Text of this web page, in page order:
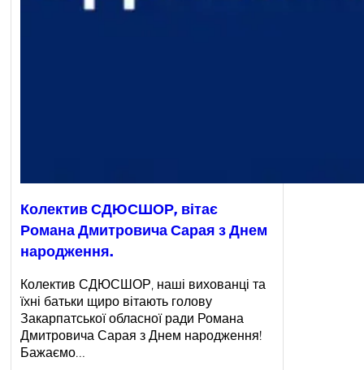
Колектив СДЮСШОР, вітає
Романа Дмитровича Сарая з Днем
народження.
Колектив СДЮСШОР, наші вихованці та
їхні батьки щиро вітають голову
Закарпатської обласної ради Романа
Дмитровича Сарая з Днем народження!
Бажаємо…